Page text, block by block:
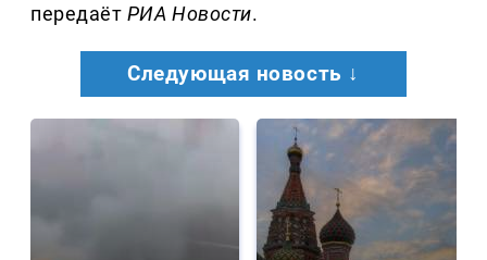
передаёт РИА Новости.
Следующая новость ↓